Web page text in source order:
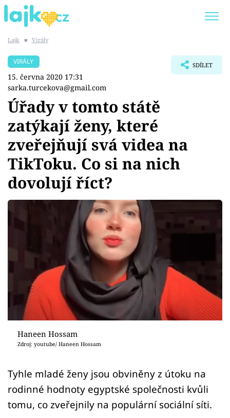
SHOPAHOLICADEL
Témata
Showbyznys
Youtubeři
Virály
Sex a vztahy
Sledujte prima+
Přihlášení
Lajk ■ Virály
VIRÁLY
15. června 2020 17:31
sarka.turcekova@gmail.com
SDÍLET
Úřady v tomto státě
zatýkají ženy, které
zveřejňují svá videa na
TikToku. Co si na nich
dovolují říct?
Haneen Hossam
Zdroj: youtube/ Haneen Hossam
Tyhle mladé ženy jsou obviněny z útoku na
rodinné hodnoty egyptské společnosti kvůli
tomu, co zveřejnily na populární sociální síti.